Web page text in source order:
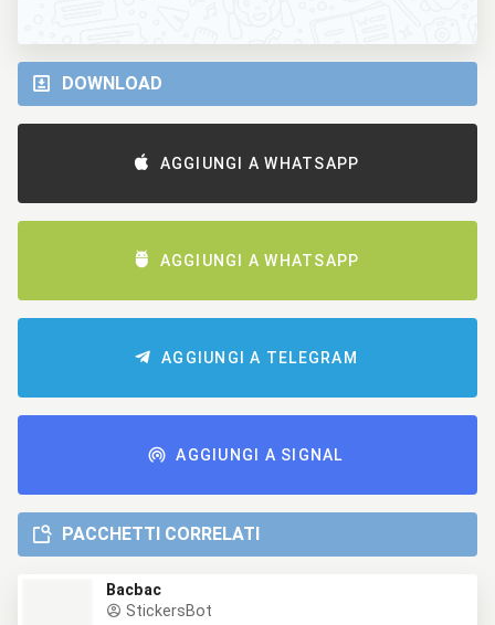
DOWNLOAD
AGGIUNGI A WHATSAPP
AGGIUNGI A WHATSAPP
AGGIUNGI A TELEGRAM
AGGIUNGI A SIGNAL
PACCHETTI CORRELATI
Bacbac
StickersBot